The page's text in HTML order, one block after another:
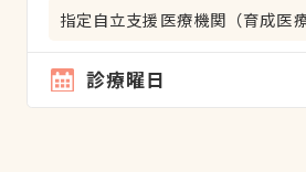
指定自立支援医療機関（育成医
診療曜日